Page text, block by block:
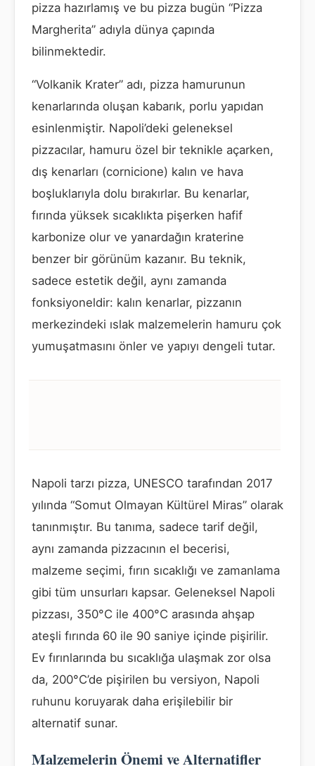
pizza hazırlamış ve bu pizza bugün “Pizza
Margherita” adıyla dünya çapında
bilinmektedir.
“Volkanik Krater” adı, pizza hamurunun
kenarlarında oluşan kabarık, porlu yapıdan
esinlenmiştir. Napoli’deki geleneksel
pizzacılar, hamuru özel bir teknikle açarken,
dış kenarları (cornicione) kalın ve hava
boşluklarıyla dolu bırakırlar. Bu kenarlar,
fırında yüksek sıcaklıkta pişerken hafif
karbonize olur ve yanardağın kraterine
benzer bir görünüm kazanır. Bu teknik,
sadece estetik değil, aynı zamanda
fonksiyoneldir: kalın kenarlar, pizzanın
merkezindeki ıslak malzemelerin hamuru çok
yumuşatmasını önler ve yapıyı dengeli tutar.
Napoli tarzı pizza, UNESCO tarafından 2017
yılında “Somut Olmayan Kültürel Miras” olarak
tanınmıştır. Bu tanıma, sadece tarif değil,
aynı zamanda pizzacının el becerisi,
malzeme seçimi, fırın sıcaklığı ve zamanlama
gibi tüm unsurları kapsar. Geleneksel Napoli
pizzası, 350°C ile 400°C arasında ahşap
ateşli fırında 60 ile 90 saniye içinde pişirilir.
Ev fırınlarında bu sıcaklığa ulaşmak zor olsa
da, 200°C’de pişirilen bu versiyon, Napoli
ruhunu koruyarak daha erişilebilir bir
alternatif sunar.
Malzemelerin Önemi ve Alternatifler